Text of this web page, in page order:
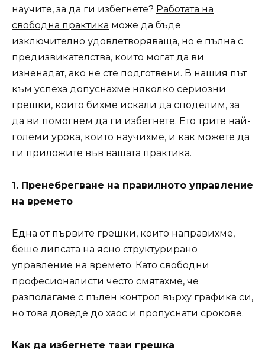
научите, за да ги избегнете? Работата на
свободна практика може да бъде
изключително удовлетворяваща, но е пълна с
предизвикателства, които могат да ви
изненадат, ако не сте подготвени. В нашия път
към успеха допуснахме няколко сериозни
грешки, които бихме искали да споделим, за
да ви помогнем да ги избегнете. Ето трите най-
големи урока, които научихме, и как можете да
ги приложите във вашата практика.
1. Пренебрегване на правилното управление
на времето
Една от първите грешки, които направихме,
беше липсата на ясно структурирано
управление на времето. Като свободни
професионалисти често смятахме, че
разполагаме с пълен контрол върху графика си,
но това доведе до хаос и пропуснати срокове.
Как да избегнете тази грешка